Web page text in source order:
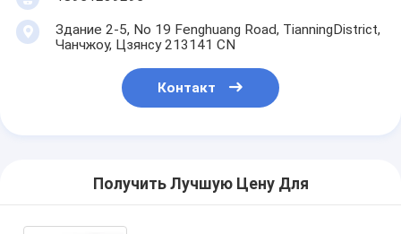
Здание 2-5, No 19 Fenghuang Road, TianningDistrict,
Чанчжоу, Цзянсу 213141 CN
Контакт
Получить Лучшую Цену Для